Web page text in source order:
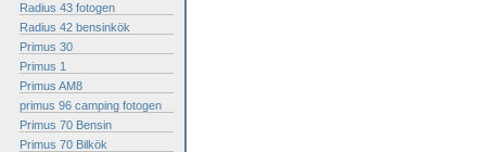
Radius 43 fotogen
Radius 42 bensinkök
Primus 30
Primus 1
Primus AM8
primus 96 camping fotogen
Primus 70 Bensin
Primus 70 Bilkök